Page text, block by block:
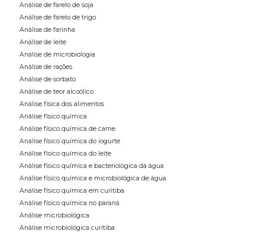
Análise de farelo de soja
Análise de farelo de trigo
Análise de farinha
Análise de leite
Análise de microbiologia
Análise de rações
Análise de sorbato
Análise de teor alcoólico
Análise física dos alimentos
Análise físico química
Análise físico química de carne
Análise físico química do iogurte
Análise físico química do leite
Análise físico química e bacteriológica da água
Análise físico química e microbiológica de água
Análise físico química em curitiba
Análise físico química no paraná
Análise microbiológica
Análise microbiológica curitiba